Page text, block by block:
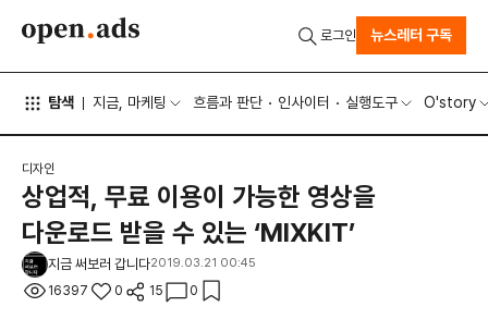
탐색 지금, 마케팅 흐름과 판단 인사이터 실행도구 O'story
로그인 뉴스레터 구독
디자인
상업적, 무료 이용이 가능한 영상을
다운로드 받을 수 있는 ‘MIXKIT’
지금 써보러 갑니다2019.03.21 00:45
16397 0 15 0